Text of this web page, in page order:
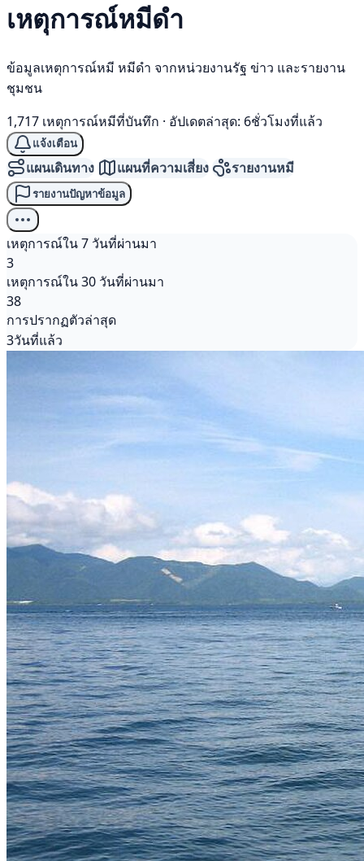
เหตุการณ์หมีดำ
ข้อมูลเหตุการณ์หมี หมีดำ จากหน่วยงานรัฐ ข่าว และรายงาน
ชุมชน
1,717 เหตุการณ์หมีที่บันทึก · อัปเดตล่าสุด: 6ชั่วโมงที่แล้ว
แจ้งเตือน
แผนเดินทาง แผนที่ความเสี่ยง รายงานหมี
รายงานปัญหาข้อมูล
เหตุการณ์ใน 7 วันที่ผ่านมา
3
เหตุการณ์ใน 30 วันที่ผ่านมา
38
การปรากฏตัวล่าสุด
3วันที่แล้ว